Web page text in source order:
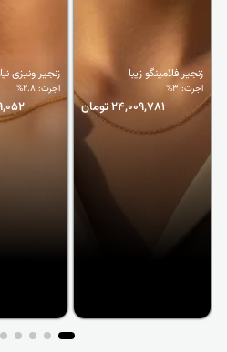
زنجیر فلامینگو زیبا
اجرت: 3%
24,009,781 تومان
زنجیر ونیزی
اجرت: 2.8%